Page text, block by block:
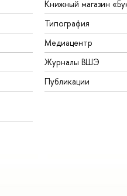
Книжный магазин
Типография
Медиацентр
Журналы ВШЭ
Публикации